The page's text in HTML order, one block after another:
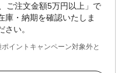
ご注文金額5万円以上」で
庫・納期を確認いたしま
い。
イントキャンペーン対象外と